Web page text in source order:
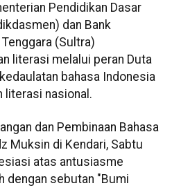
Pendidikan Dasar
dan Bank
(Sultra)
literasi melalui peran Duta
bahasa Indonesia
literasi nasional.
dan Pembinaan Bahasa
Muksin di Kendari, Sabtu
atas antusiasme
dengan sebutan "Bumi